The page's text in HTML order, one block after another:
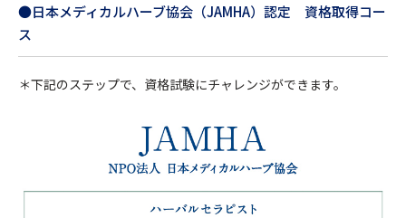
●日本メディカルハーブ協会（JAMHA）認定 資格取得コー
ス
＊下記のステップで、資格試験にチャレンジができます。